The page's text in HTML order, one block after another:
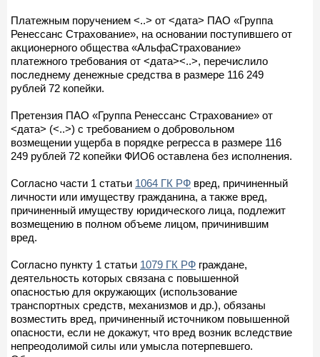
Платежным поручением <..> от <дата> ПАО «Группа
Ренессанс Страхование», на основании поступившего от
акционерного общества «АльфаСтрахование»
платежного требования от <дата><..>, перечислило
последнему денежные средства в размере 116 249
рублей 72 копейки.
Претензия ПАО «Группа Ренессанс Страхование» от
<дата> (<..>) с требованием о добровольном
возмещении ущерба в порядке регресса в размере 116
249 рублей 72 копейки ФИО6 оставлена без исполнения.
Согласно части 1 статьи 1064 ГК РФ вред, причиненный
личности или имуществу гражданина, а также вред,
причиненный имуществу юридического лица, подлежит
возмещению в полном объеме лицом, причинившим
вред.
Согласно пункту 1 статьи 1079 ГК РФ граждане,
деятельность которых связана с повышенной
опасностью для окружающих (использование
транспортных средств, механизмов и др.), обязаны
возместить вред, причиненный источником повышенной
опасности, если не докажут, что вред возник вследствие
непреодолимой силы или умысла потерпевшего.